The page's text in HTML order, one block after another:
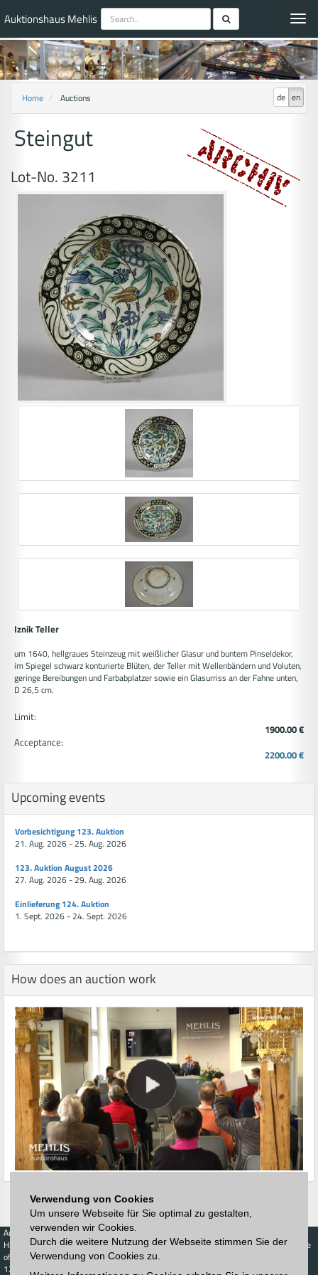
Verwendung von Cookies
Um unsere Webseite für Sie optimal zu gestalten,
verwenden wir Cookies.
Durch die weitere Nutzung der Webseite stimmen Sie der
Verwendung von Cookies zu.
Auktionshaus Mehlis
de en
Home Auctions
Steingut
Lot-No. 3211
Iznik Teller
um 1640, hellgraues Steinzeug mit weißlicher Glasur und buntem Pinseldekor,
im Spiegel schwarz konturierte Blüten, der Teller mit Wellenbändern und Voluten,
geringe Bereibungen und Farbabplatzer sowie ein Glasurriss an der Fahne unten,
D 26,5 cm.
Limit:
1900.00 €
Acceptance:
2200.00 €
Upcoming events
Vorbesichtigung 123. Auktion
21. Aug. 2026 - 25. Aug. 2026
123. Auktion August 2026
27. Aug. 2026 - 29. Aug. 2026
Einlieferung 124. Auktion
1. Sept. 2026 - 24. Sept. 2026
How does an auction work
Auctions
Highest acceptance
of bids
123. Auktion
Buy
Live-Auction
Calendar
Highest acceptance